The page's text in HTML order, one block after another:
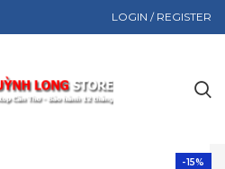
LOGIN / REGISTER
-15%